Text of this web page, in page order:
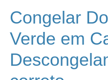
Congelar
Verde em